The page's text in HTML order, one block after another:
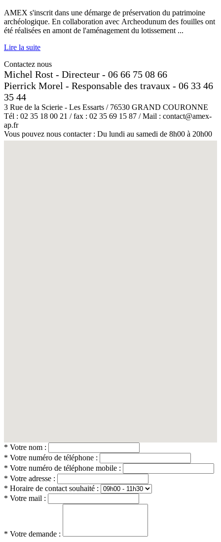
AMEX s'inscrit dans une démarge de préservation du patrimoine
archéologique. En collaboration avec Archeodunum des fouilles ont
été réalisées en amont de l'aménagement du lotissement ...
Lire la suite
Contactez nous
Michel Rost - Directeur - 06 66 75 08 66
Pierrick Morel - Responsable des travaux - 06 33 46
35 44
3 Rue de la Scierie - Les Essarts / 76530 GRAND COURONNE
Tél : 02 35 18 00 21 / fax : 02 35 69 15 87 / Mail : contact@amex-
ap.fr
Vous pouvez nous contacter : Du lundi au samedi de 8h00 à 20h00
* Votre nom :
* Votre numéro de téléphone :
* Votre numéro de téléphone mobile :
* Votre adresse :
* Horaire de contact souhaité :
* Votre mail :
* Votre demande :